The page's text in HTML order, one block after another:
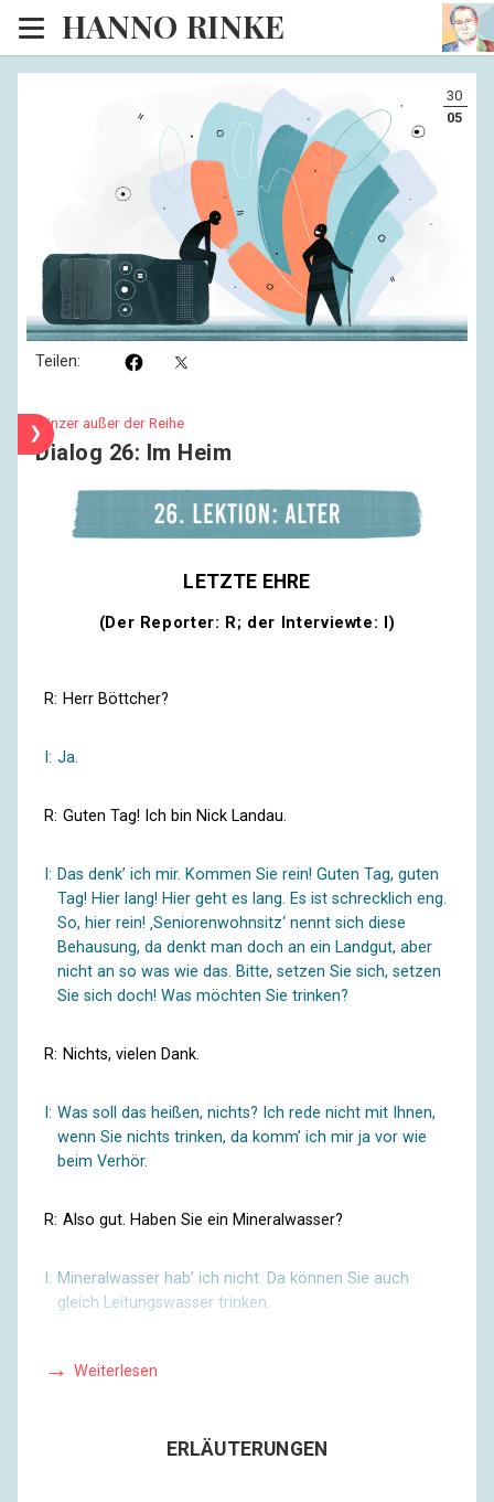
HANNO RINKE
Heim
EISINSEL
Sonntagspredigten
Blog
Lesesaal
Hörsaal
Kinosaal
❯
Teilen:
30
05
Tänzer außer der Reihe
Dialog 26: Im Heim
LETZTE EHRE
(Der Reporter: R; der Interviewte: I)
R: Herr Böttcher?
I: Ja.
R: Guten Tag! Ich bin Nick Landau.
I: Das denk’ ich mir. Kommen Sie rein! Guten Tag, guten
Tag! Hier lang! Hier geht es lang. Es ist schrecklich eng.
So, hier rein! ‚Seniorenwohnsitz‘ nennt sich diese
Behausung, da denkt man doch an ein Landgut, aber
nicht an so was wie das. Bitte, setzen Sie sich, setzen
Sie sich doch! Was möchten Sie trinken?
R: Nichts, vielen Dank.
I: Was soll das heißen, nichts? Ich rede nicht mit Ihnen,
wenn Sie nichts trinken, da komm’ ich mir ja vor wie
beim Verhör.
R: Also gut. Haben Sie ein Mineralwasser?
I: Mineralwasser hab’ ich nicht. Da können Sie auch
gleich Leitungswasser trinken.
Was haben Sie denn?
Kaffee oder Tee, schwarz oder Hagebutte.
Weiterlesen
ERLÄUTERUNGEN